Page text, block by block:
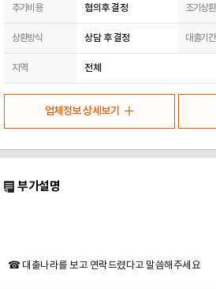
추가비용 협의후 결정 조기상환
상환방식 상담 후 결정 대출기간
지역 전체
업체정보 상세보기
부가설명
☎ 대출나라를 보고 연락드렸다고 말씀해주세요